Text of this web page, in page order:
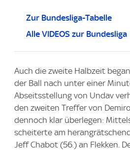
Zur Bundesliga-Tabelle
Alle VIDEOS zur Bundesliga
Auch die zweite Halbzeit
der Ball nach unter einer
Abseitsstellung von Undav
den zweiten Treffer von
dennoch klar überlegen:
scheiterte am
Jeff Chabot (56.) an Flekken.